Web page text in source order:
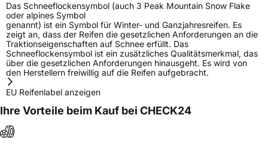
Das Schneeflockensymbol (auch 3 Peak Mountain Snow Flake
oder alpines Symbol
genannt) ist ein Symbol für Winter- und Ganzjahresreifen. Es
zeigt an, dass der Reifen die gesetzlichen Anforderungen an die
Traktionseigenschaften auf Schnee erfüllt. Das
Schneeflockensymbol ist ein zusätzliches Qualitätsmerkmal, das
über die gesetzlichen Anforderungen hinausgeht. Es wird von
den Herstellern freiwillig auf die Reifen aufgebracht.
EU Reifenlabel anzeigen
Ihre Vorteile beim Kauf bei CHECK24